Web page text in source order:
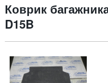
Коврик
D15B